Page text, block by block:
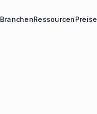
BranchenRessourcenPreise